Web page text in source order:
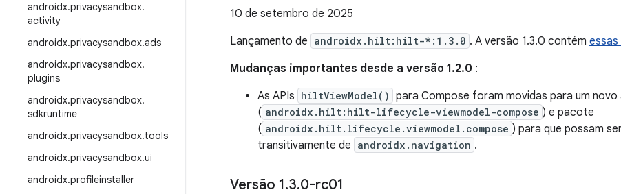
androidx.privacysandbox.
activity
androidx.privacysandbox.ads
androidx.privacysandbox.
plugins
androidx.privacysandbox.
sdkruntime
androidx.privacysandbox.tools
androidx.privacysandbox.ui
androidx.profileinstaller
10 de setembro de 2025
Lançamento de androidx.hilt:hilt-*:1.3.0 . A versão 1.3.0 contém
Mudanças importantes desde a versão 1.2.0 :
As APIs hiltViewModel() para Compose foram movidas para um
( androidx.hilt:hilt-lifecycle-viewmodel-compose ) e pacote
( androidx.hilt.lifecycle.viewmodel.compose ) para que possam
transitivamente de androidx.navigation .
Versão 1.3.0-rc01